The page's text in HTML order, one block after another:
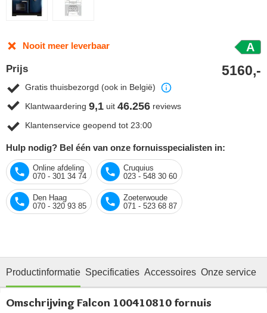
Nooit meer leverbaar A
Prijs 5160,-
Gratis thuisbezorgd (ook in België)
Klantwaardering 9,1 uit 46.256 reviews
Klantenservice geopend tot 23:00
Hulp nodig? Bel één van onze fornuisspecialisten in:
Online afdeling
070 - 301 34 74
Cruquius
023 - 548 30 60
Den Haag
070 - 320 93 85
Zoeterwoude
071 - 523 68 87
Productinformatie Specificaties Accessoires Onze service
Omschrijving Falcon 100410810 fornuis